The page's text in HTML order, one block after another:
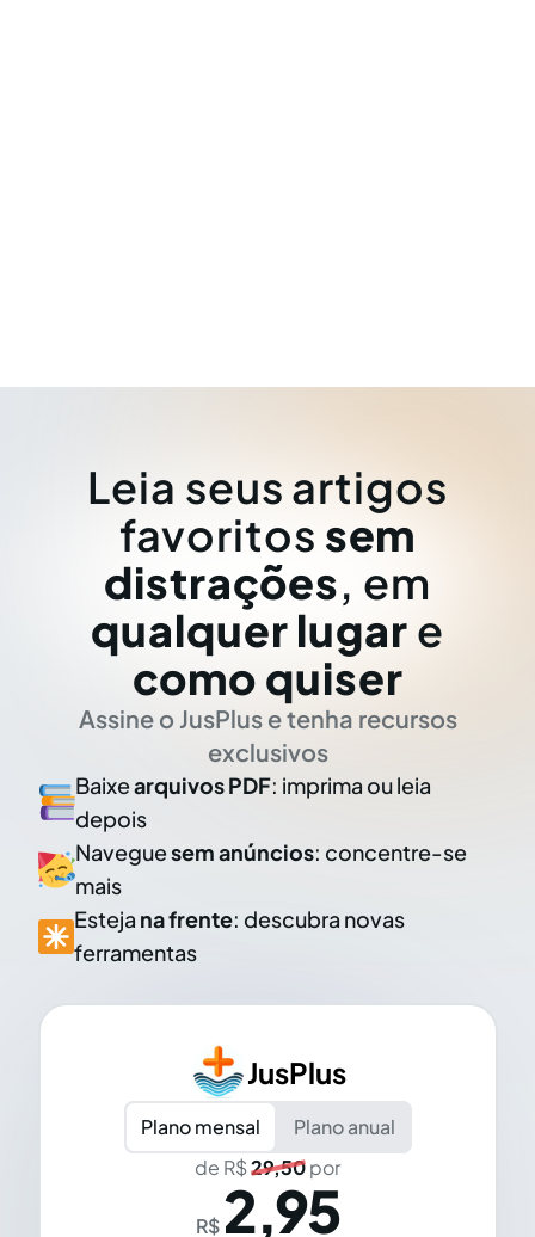
Leia seus artigos
favoritos sem
distrações, em
qualquer lugar e
como quiser
Assine o JusPlus e tenha recursos
exclusivos
Baixearquivos PDF: imprima ou leia
depois
Naveguesem anúncios: concentre-se
mais
Esteja na frente: descubra novas
ferramentas
JusPlus
Plano mensal
Plano anual
de R$29,50por
R$ 2,95